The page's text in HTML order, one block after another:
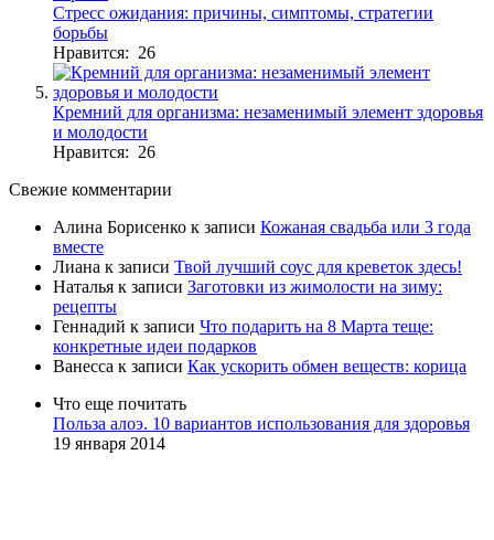
Стресс ожидания: причины, симптомы, стратегии
борьбы
Нравится: 26
Кремний для организма: незаменимый элемент здоровья
и молодости
Нравится: 26
Свежие комментарии
Алина Борисенко к записи Кожаная свадьба или 3 года
вместе
Лиана к записи Твой лучший соус для креветок здесь!
Наталья к записи Заготовки из жимолости на зиму:
рецепты
Геннадий к записи Что подарить на 8 Марта теще:
конкретные идеи подарков
Ванесса к записи Как ускорить обмен веществ: корица
Что еще почитать
Польза алоэ. 10 вариантов использования для здоровья
19 января 2014